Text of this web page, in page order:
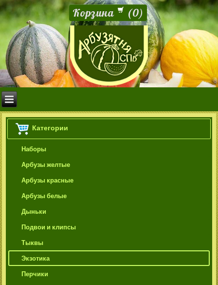
Корзина (0)
Категории
Наборы
Арбузы желтые
Арбузы красные
Арбузы белые
Дыньки
Подвои и клипсы
Тыквы
Экзотика
Перчики